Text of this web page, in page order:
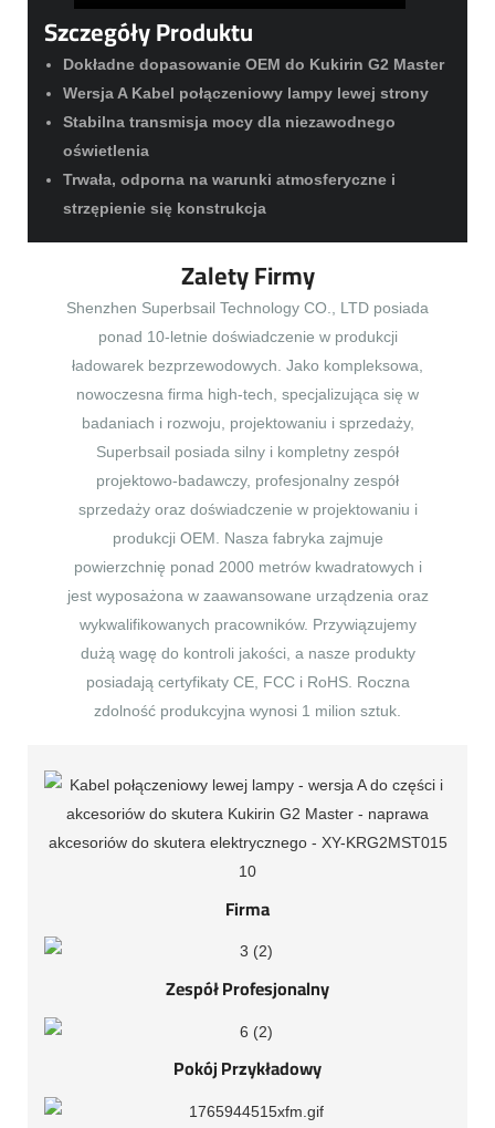
Szczegóły Produktu
Dokładne dopasowanie OEM do Kukirin G2 Master
Wersja A Kabel połączeniowy lampy lewej strony
Stabilna transmisja mocy dla niezawodnego
oświetlenia
Trwała, odporna na warunki atmosferyczne i
strzępienie się konstrukcja
Zalety Firmy
Shenzhen Superbsail Technology CO., LTD posiada
ponad 10-letnie doświadczenie w produkcji
ładowarek bezprzewodowych. Jako kompleksowa,
nowoczesna firma high-tech, specjalizująca się w
badaniach i rozwoju, projektowaniu i sprzedaży,
Superbsail posiada silny i kompletny zespół
projektowo-badawczy, profesjonalny zespół
sprzedaży oraz doświadczenie w projektowaniu i
produkcji OEM. Nasza fabryka zajmuje
powierzchnię ponad 2000 metrów kwadratowych i
jest wyposażona w zaawansowane urządzenia oraz
wykwalifikowanych pracowników. Przywiązujemy
dużą wagę do kontroli jakości, a nasze produkty
posiadają certyfikaty CE, FCC i RoHS. Roczna
zdolność produkcyjna wynosi 1 milion sztuk.
Firma
Zespół Profesjonalny
Pokój Przykładowy